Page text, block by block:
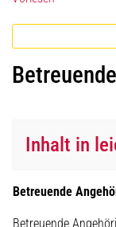
Inhalt in
Betreuende
Betreuende